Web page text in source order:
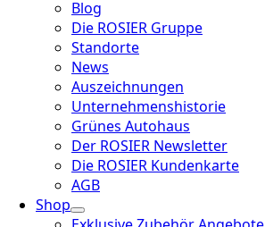
Blog
Die ROSIER Gruppe
Standorte
News
Auszeichnungen
Unternehmenshistorie
Grünes Autohaus
Der ROSIER Newsletter
Die ROSIER Kundenkarte
AGB
Shop